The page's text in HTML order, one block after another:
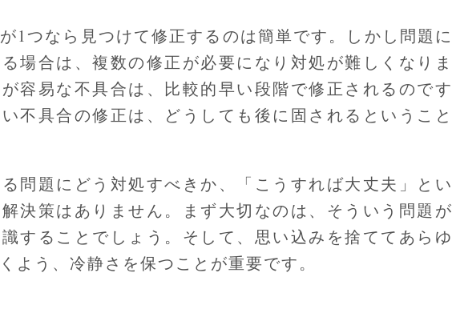
1つなら見つけて修正するのは簡単です。しかし問題に
場合は、複数の修正が必要になり対処が難しくなりま
容易な不具合は、比較的早い段階で修正されるのです
不具合の修正は、どうしても後に固されるということ
問題にどう対処すべきか、「こうすれば大丈夫」とい
決策はありません。まず大切なのは、そういう問題が
することでしょう。そして、思い込みを捨ててあらゆ
よう、冷静さを保つことが重要です。